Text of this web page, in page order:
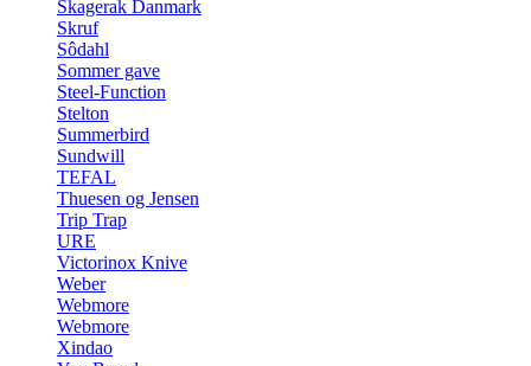
Skagerak Danmark
Skruf
Sôdahl
Sommer gave
Steel-Function
Stelton
Summerbird
Sundwill
TEFAL
Thuesen og Jensen
Trip Trap
URE
Victorinox Knive
Weber
Webmore
Webmore
Xindao